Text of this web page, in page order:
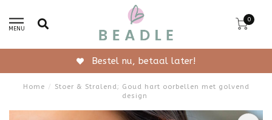
MENU
0
Gratis verzending vanaf 50,-
Home /
Stoer & Stralend; Goud hart oorbellen met golvend
design